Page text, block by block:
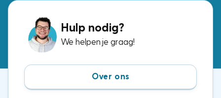
Hulp nodig?
We helpen je graag!
Over ons